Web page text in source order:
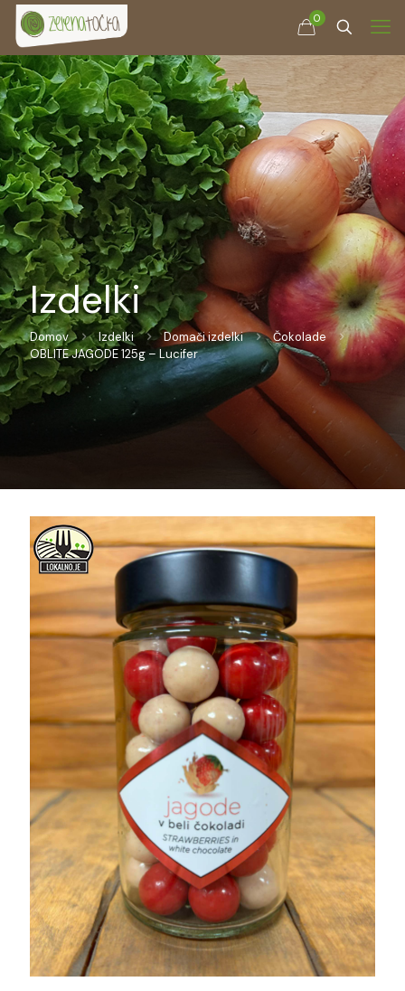
0
Izdelki
Domov Izdelki Domači izdelki
Čokolade
OBLITE JAGODE 125g – Lucifer